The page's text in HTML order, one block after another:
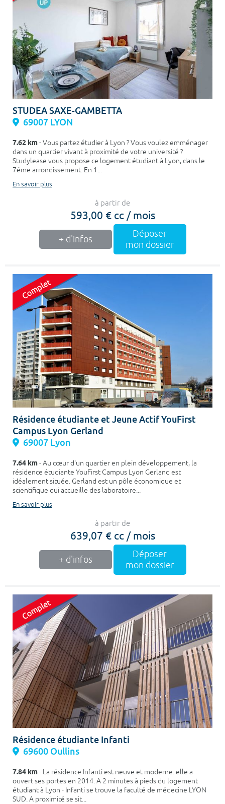
STUDEA SAXE-GAMBETTA
69007 LYON
7.62 km- Vous partez étudier à Lyon ? Vous voulez emménager
dans un quartier vivant à proximité de votre université ?
Studylease vous propose ce logement étudiant à Lyon, dans le
7éme arrondissement. En 1...
En savoir plus
à partir de
593,00 € cc / mois
+ d'infos
Déposer
mon dossier
Résidence étudiante et Jeune Actif YouFirst
Campus Lyon Gerland
69007 Lyon
7.64 km- Au cœur d'un quartier en plein développement, la
résidence étudiante YouFirst Campus Lyon Gerland est
idéalement située. Gerland est un pôle économique et
scientifique qui accueille des laboratoire...
En savoir plus
à partir de
639,07 € cc / mois
+ d'infos
Déposer
mon dossier
Résidence étudiante Infanti
69600 Oullins
7.84 km- La résidence Infanti est neuve et moderne: elle a
ouvert ses portes en 2014. A 2 minutes à pieds du logement
étudiant à Lyon - Infanti se trouve la faculté de médecine LYON
SUD. A proximité se sit...